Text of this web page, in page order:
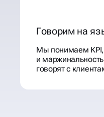
Говорим на
Мы понимаем
и
говорят с